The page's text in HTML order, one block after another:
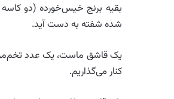
بقیه برنج خیس‌خورده (دو
شده شفته به دست آید.
یک قاشق ماست، یک عدد تخم‌مرغ
کنار می‌گذاریم.